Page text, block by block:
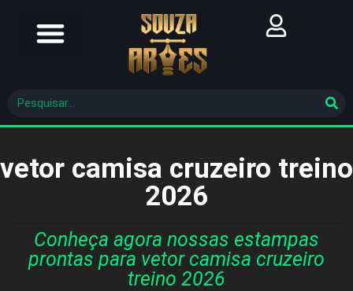
vetor camisa cruzeiro treino
2026
Conheça agora nossas estampas
prontas para vetor camisa cruzeiro
treino 2026